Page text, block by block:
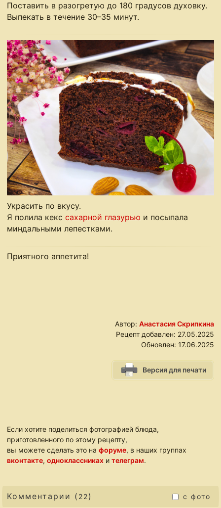
Поставить в разогретую до 180 градусов духовку.
Выпекать в течение 30–35 минут.
Украсить по вкусу.
Я полила кекссахарной глазурью и посыпала
миндальными лепестками.
Приятного аппетита!
Автор: Анастасия Скрипкина
Рецепт добавлен: 27.05.2025
Обновлен: 17.06.2025
Версия для печати
Если хотите поделиться фотографией блюда,
приготовленного по этому рецепту,
вы можете сделать это нафоруме, в наших группах
вконтакте,одноклассниках ителеграм.
Комментарии ( 22) с фото